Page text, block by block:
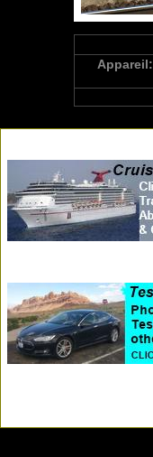
Appareil: